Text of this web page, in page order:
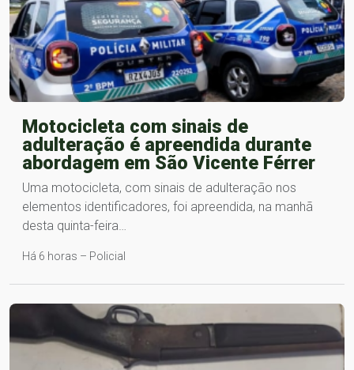
Motocicleta com sinais de
adulteração é apreendida durante
abordagem em São Vicente Férrer
Uma motocicleta, com sinais de adulteração nos
elementos identificadores, foi apreendida, na manhã
desta quinta-feira…
Há 6 horas – Policial